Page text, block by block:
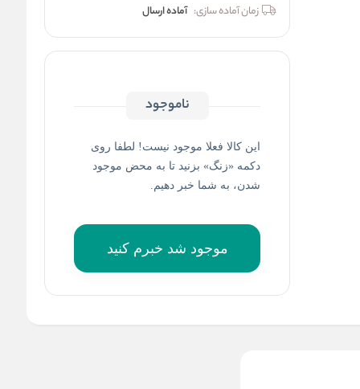
زمان آماده سازی: آماده ارسال
ناموجود
این کالا فعلا موجود نیست! لطفا روی
دکمه «زنگ» بزنید تا به محض موجود
شدن، به شما خبر دهیم.
موجود شد خبرم کنید